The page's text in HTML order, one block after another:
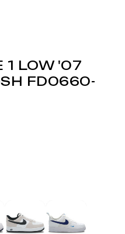
1 LOW '07
FD0660-